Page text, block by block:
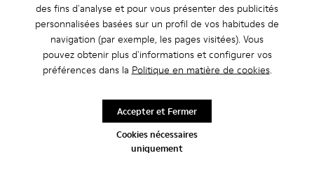
des fins d'analyse et pour vous présenter des publicités
personnalisées basées sur un profil de vos habitudes de
navigation (par exemple, les pages visitées). Vous
pouvez obtenir plus d'informations et configurer vos
préférences dans la Politique en matière de cookies.
Cookies nécessaires
uniquement
Accepter et Fermer
Leather Pants - AU00013-002 - Pantalon en cuir marron
Leather Pants - AU00013-001 - Pantalon en cuir gris
Leather Jacket - AU00012-